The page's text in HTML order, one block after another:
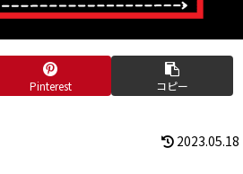
Pinterest コピー
2023.05.18